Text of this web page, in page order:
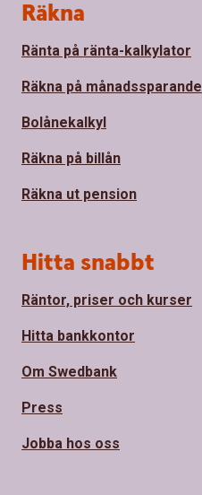
Sidfot
Räkna
Ränta på ränta-kalkylator
Räkna på månadssparande
Bolånekalkyl
Räkna på billån
Räkna ut pension
Hitta snabbt
Räntor, priser och kurser
Hitta bankkontor
Om Swedbank
Press
Jobba hos oss